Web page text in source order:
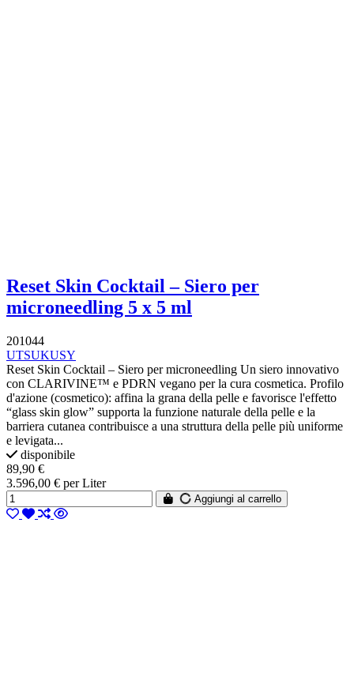
Reset Skin Cocktail – Siero per
microneedling 5 x 5 ml
201044
UTSUKUSY
Reset Skin Cocktail – Siero per microneedling Un siero innovativo
con CLARIVINE™ e PDRN vegano per la cura cosmetica. Profilo
d'azione (cosmetico): affina la grana della pelle e favorisce l'effetto
“glass skin glow” supporta la funzione naturale della pelle e la
barriera cutanea contribuisce a una struttura della pelle più uniforme
e levigata...
disponibile
89,90 €
3.596,00 € per Liter
Aggiungi al carrello